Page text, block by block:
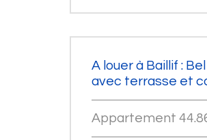
A louer à Baillif :
avec terrasse et
Appartement